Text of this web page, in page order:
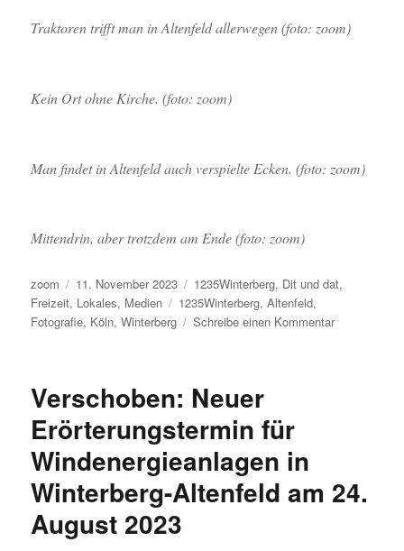
Traktoren trifft man in Altenfeld allerwegen (foto: zoom)
Kein Ort ohne Kirche. (foto: zoom)
Man findet in Altenfeld auch verspielte Ecken. (foto: zoom)
Mittendrin, aber trotzdem am Ende (foto: zoom)
Autor
zoom
Veröffentlicht
am
11. November 2023 Kategorien
1235Winterberg, Dit und dat,
Freizeit, Lokales, Medien Schlagwörter
1235Winterberg,Altenfeld,
Fotografie, Köln,Winterberg Schreibe einen Kommentarzu
Verschoben: Neuer
Erörterungstermin für
Windenergieanlagen in
Winterberg-Altenfeld am 24.
August 2023